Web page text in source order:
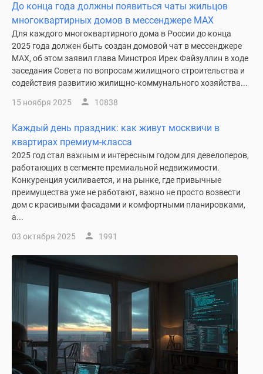
До конца года должны появиться чаты жильцов
многоквартирных домов в мессенджере MAX
Для каждого многоквартирного дома в России до конца
2025 года должен быть создан домовой чат в мессенджере
MAX, об этом заявил глава Минстроя Ирек Файзуллин в ходе
заседания Совета по вопросам жилищного строительства и
содействия развитию жилищно-коммунального хозяйства...
15 ноября 2025 10838
Каждый день праздник: как живут москвичи в
квартирах премиум-класса
2025 год стал важным и интересным годом для девелоперов,
работающих в сегменте премиальной недвижимости.
Конкуренция усиливается, и на рынке, где привычные
преимущества уже не работают, важно не просто возвести
дом с красивыми фасадами и комфортными планировками,
а...
03 октября 2025 1991